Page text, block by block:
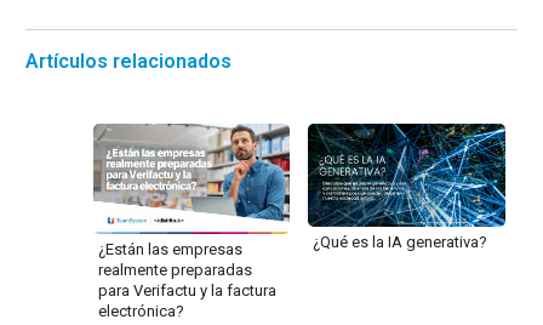
Artículos relacionados
¿Están las empresas
realmente preparadas
para Verifactu y la factura
electrónica?
¿Qué es la IA generativa?